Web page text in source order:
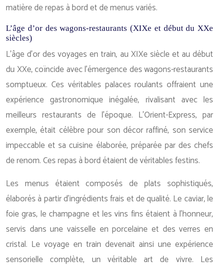
matière de repas à bord et de menus variés.
L’âge d’or des wagons-restaurants (XIXe et début du XXe
siècles)
L’âge d’or des voyages en train, au XIXe siècle et au début
du XXe, coïncide avec l’émergence des wagons-restaurants
somptueux. Ces véritables palaces roulants offraient une
expérience gastronomique inégalée, rivalisant avec les
meilleurs restaurants de l’époque. L’Orient-Express, par
exemple, était célèbre pour son décor raffiné, son service
impeccable et sa cuisine élaborée, préparée par des chefs
de renom. Ces repas à bord étaient de véritables festins.
Les menus étaient composés de plats sophistiqués,
élaborés à partir d’ingrédients frais et de qualité. Le caviar, le
foie gras, le champagne et les vins fins étaient à l’honneur,
servis dans une vaisselle en porcelaine et des verres en
cristal. Le voyage en train devenait ainsi une expérience
sensorielle complète, un véritable art de vivre. Les